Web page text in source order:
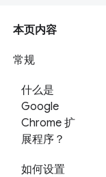
本页内容
常规
什么是
Google
Chrome 扩
展程序？
如何设置